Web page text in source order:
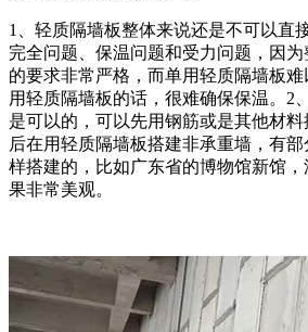
1、轻质隔墙板整体来说还是不可以直
完全问题、保温问题和受力问题，因
的要求非常严格，而单用轻质隔墙板
用轻质隔墙板的话，很难确保保温。2
是可以的，可以先用钢筋或是其他材
后在用轻质隔墙板搭建非承重墙，有
样搭建的，比如广东省的博物馆新馆
果非常美观。